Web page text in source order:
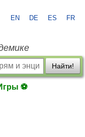
EN DE ES FR
Найти!
⚽